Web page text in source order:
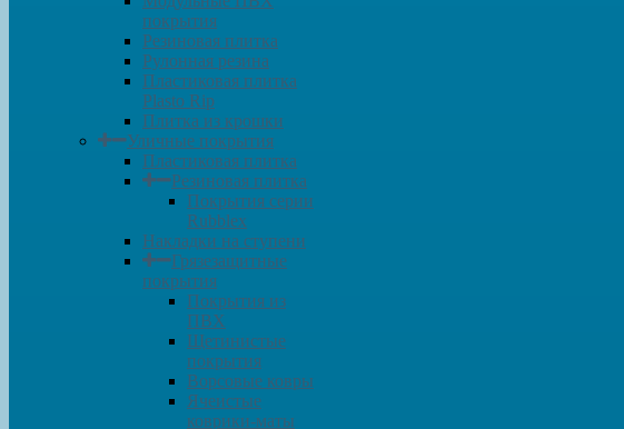
покрытия
Резиновая плитка
Рулонная резина
Пластиковая плитка
Plasto Rip
Плитка из крошки
Уличные покрытия
Пластиковая плитка
Резиновая плитка
Покрытия серии
Rubblex
Накладки на ступени
Грязезащитные
покрытия
Покрытия из
ПВХ
Щетинистые
покрытия
Ворсовые ковры
Ячеистые
коврики-маты